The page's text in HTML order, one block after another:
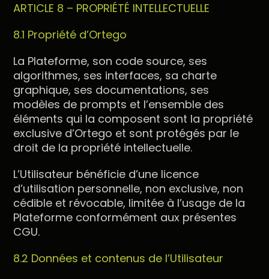
ARTICLE 8 – PROPRIÉTÉ INTELLECTUELLE
8.1 Propriété d’Ortego
La Plateforme, son code source, ses
algorithmes, ses interfaces, sa charte
graphique, ses documentations, ses
modèles de prompts et l’ensemble des
éléments qui la composent sont la propriété
exclusive d’Ortego et sont protégés par le
droit de la propriété intellectuelle.
L’Utilisateur bénéficie d’une licence
d’utilisation personnelle, non exclusive, non
cédible et révocable, limitée à l’usage de la
Plateforme conformément aux présentes
CGU.
8.2 Données et contenus de l’Utilisateur